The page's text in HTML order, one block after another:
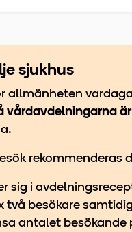
sjukhus
allmänheten
vårdavdelningarna är
rekommenderas
sig i
två besökare
antalet besökande